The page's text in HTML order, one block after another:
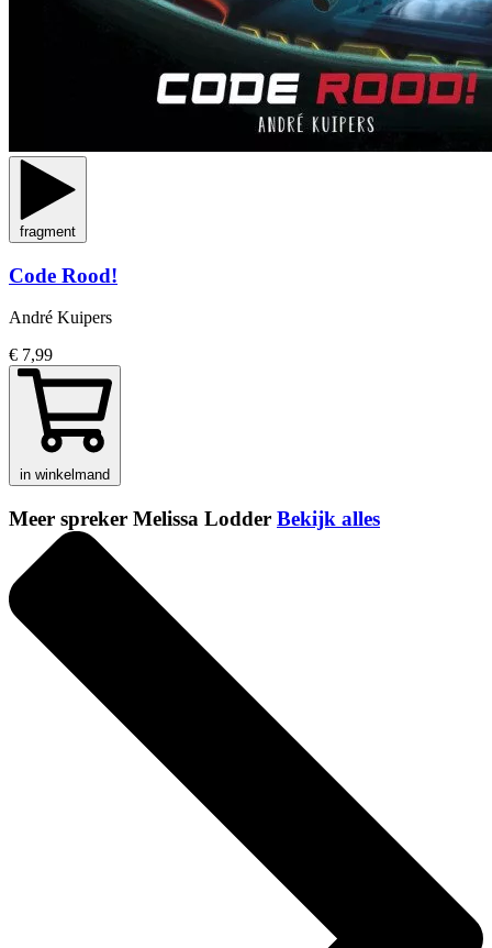
fragment
Code Rood!
André Kuipers
€ 7,99
in winkelmand
Meer spreker Melissa Lodder Bekijk alles